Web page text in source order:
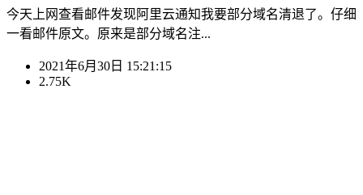
今天上网查看邮件发现阿里云通知我要部分域名清退了。仔细
一看邮件原文。原来是部分域名注...
2021年6月30日 15:21:15
2.75K